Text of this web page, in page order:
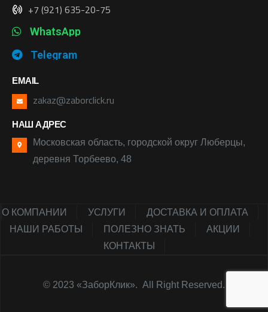
+7 (921) 635-20-75
WhatsApp
Telegram
EMAIL
zakaz@zaborclick.ru
НАШ АДРЕС
Московская область, городской округ Люберцы,
деревня Торбеево, 48
О КОМПАНИИ УСЛУГИ
ДОСТАВКА И ОПЛАТА
НАШИ РАБОТЫ
ПОЛЕЗНО ЗНАТЬ
АКЦИИ
КОНТАКТЫ
© 2023 «ЗаборКлик». All Right Reserved.